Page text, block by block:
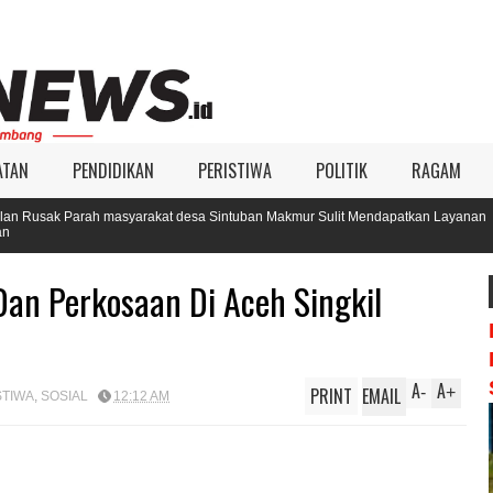
PENDIDIKAN PERISTIWA POLITIK RAGAM
masyarakat desa Sintuban Makmur Sulit Mendapatkan Layanan
Perkosaan Di Aceh Singkil
, SOSIAL 12:12 AM A+
A-
PRINT EMAIL